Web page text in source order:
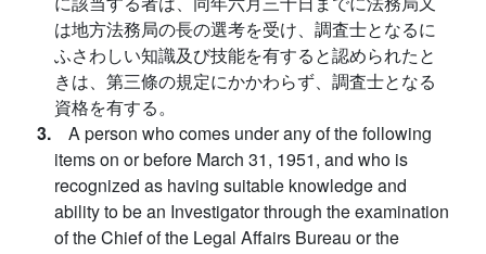
は地方法務局の長の選考を受け、調査士となるに
ふさわしい知識及び技能を有すると認められたと
きは、第三條の規定にかかわらず、調査士となる
資格を有する。
3. A person who comes under any of the following
items on or before March 31, 1951, and who is
recognized as having suitable knowledge and
ability to be an Investigator through the examination
of the Chief of the Legal Affairs Bureau or the